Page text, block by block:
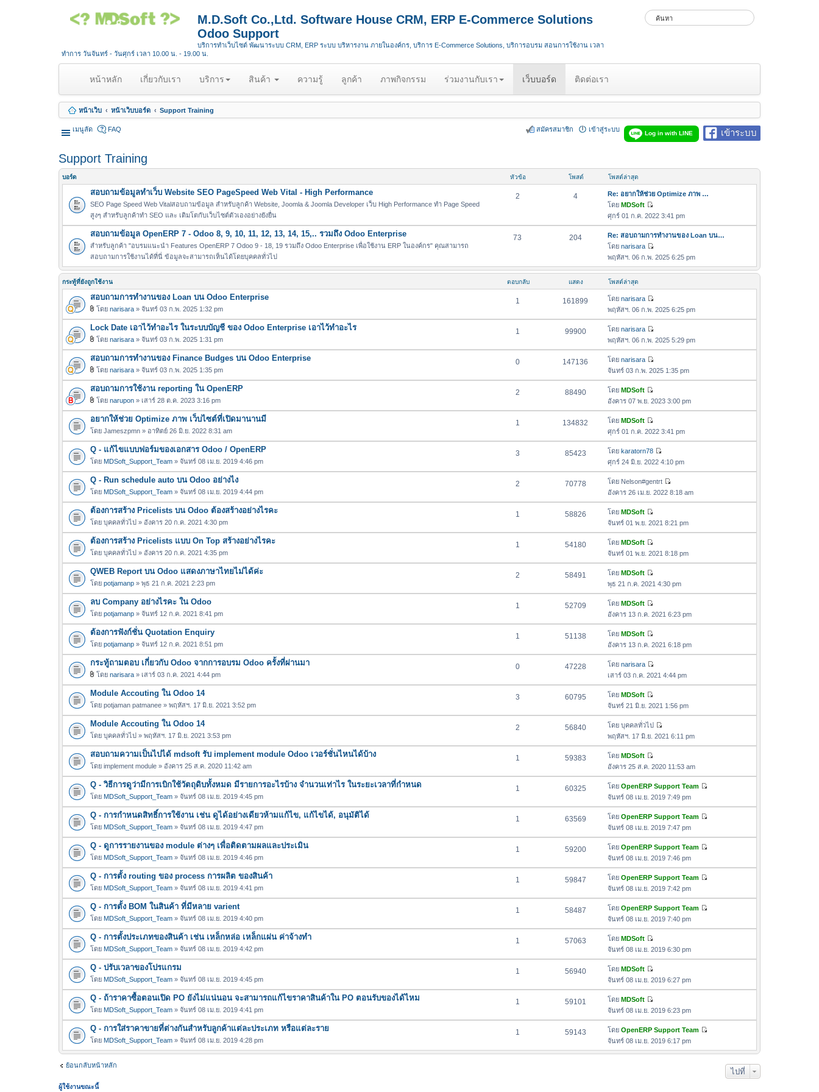
M.D.Soft Co.,Ltd. Software House CRM, ERP E-Commerce Solutions
Odoo Support
บริการทำเว็บไซต์ พัฒนาระบบ CRM, ERP ระบบ บริหารงาน ภายในองค์กร, บริการ E-Commerce Solutions, บริการอบรม สอนการใช้งาน เวลา
ทำการ วันจันทร์ - วันศุกร์ เวลา 10.00 น. - 19.00 น.
หน้าหลัก(
u
r
n
t
เกี่ยวกับเรา บริการ สินค้า ความรู้ ลูกค้า ภาพกิจกรรม ร่วมงานกับเรา เว็บบอร์ด ติดต่อเรา
หน้าเว็บ หน้าเว็บบอร์ด Support Training
เมนูลัด เข้าระบบ
Log in with LINE
FAQ เข้าสู่ระบบ
สมัครสมาชิก
Support Training
บอร์ด หัวข้อ โพสต์ โพสต์ล่าสุด
สอบถามข้อมูลทำเว็บ Website SEO PageSpeed Web Vital - High Performance
SEO Page Speed Web Vitalสอบถามข้อมูล สำหรับลูกค้า Website, Joomla & Joomla Developer เว็บ High Performance ทำ Page Speed
สูงๆ สำหรับลูกค้าทำ SEO และ เติมโตกับเว็บไซต์ตัวเองอย่างยังยื่น
2 4
Re: อยากให้ช่วย Optimize ภาพ …
โดย MDSoft
ดู
ข้
อ
ว
า
ล่
สุ
ด
ศุกร์ 01 ก.ค. 2022 3:41 pm
สอบถามข้อมูล OpenERP 7 - Odoo 8, 9, 10, 11, 12, 13, 14, 15,.. รวมถึง Odoo Enterprise
สำหรับลูกค้า "อบรมแนะนำ Features OpenERP 7 Odoo 9 - 18, 19 รวมถึง Odoo Enterprise เพื่อใช้งาน ERP ในองค์กร" คุณสามารถ
สอบถามการใช้งานได้ที่นี่ ข้อมูลจะสามารถเห็นได้โดยบุคคลทั่วไป
73 204
Re: สอบถามการทำงานของ Loan บน…
โดย narisara
ดู
ข้
อ
า
ม
า
สุ
พฤหัสฯ. 06 ก.พ. 2025 6:25 pm
กระทู้ที่ยังถูกใช้งาน ตอบกลับ แสดง โพสต์ล่าสุด
สอบถามการทำงานของ Loan บน Odoo Enterprise
ฟ
ล์
แ
น
บ
โดย narisara » จันทร์ 03 ก.พ. 2025 1:32 pm
1 161899 โดย narisara
ดู
ข้
ค
ว
ม
ล่
สุ
พฤหัสฯ. 06 ก.พ. 2025 6:25 pm
Lock Date เอาไว้ทำอะไร ในระบบบัญชี ของ Odoo Enterprise เอาไว้ทำอะไร
ฟ
ล์
แ
น
บ
โดย narisara » จันทร์ 03 ก.พ. 2025 1:31 pm
1 99900 โดย narisara
ดู
ข้
ค
ว
ม
ล่
สุ
ด
พฤหัสฯ. 06 ก.พ. 2025 5:29 pm
สอบถามการทำงานของ Finance Budges บน Odoo Enterprise
ฟ
ล์
แ
น
บ
โดย narisara » จันทร์ 03 ก.พ. 2025 1:35 pm
0 147136 โดย narisara
ดู
ข้
ค
ว
ม
ล่
า
สุ
จันทร์ 03 ก.พ. 2025 1:35 pm
สอบถามการใช้งาน reporting ใน OpenERP
ฟ
ล์
แ
น
บ
โดย narupon » เสาร์ 28 ต.ค. 2023 3:16 pm
2 88490 โดย MDSoft
ดู
ข้
ค
ว
า
ม
ล่
า
สุ
อังคาร 07 พ.ย. 2023 3:00 pm
อยากให้ช่วย Optimize ภาพ เว็บไซต์ที่เปิดมานานมี
โดย Jameszpmn » อาทิตย์ 26 มิ.ย. 2022 8:31 am
1 134832 โดย MDSoft
ดู
ข้
อ
ค
ว
า
ม
ล่
สุ
ศุกร์ 01 ก.ค. 2022 3:41 pm
Q - แก้ไขแบบฟอร์มของเอกสาร Odoo / OpenERP
โดย MDSoft_Support_Team » จันทร์ 08 เม.ย. 2019 4:46 pm
3 85423 โดย karatorn78
ดู
ข้
อ
ค
ว
ม
ล่
สุ
ศุกร์ 24 มิ.ย. 2022 4:10 pm
Q - Run schedule auto บน Odoo อย่างไง
โดย MDSoft_Support_Team » จันทร์ 08 เม.ย. 2019 4:44 pm
2 70778 โดย Nelson#gentrt
ดู
ข้
ค
ว
ม
ล่
สุ
อังคาร 26 เม.ย. 2022 8:18 am
ต้องการสร้าง Pricelists บน Odoo ต้องสร้างอย่างไรคะ
โดย บุคคลทั่วไป » อังคาร 20 ก.ค. 2021 4:30 pm
1 58826 โดย MDSoft
ดู
ข้
ค
ว
ม
ล่
สุ
จันทร์ 01 พ.ย. 2021 8:21 pm
ต้องการสร้าง Pricelists แบบ On Top สร้างอย่างไรคะ
โดย บุคคลทั่วไป » อังคาร 20 ก.ค. 2021 4:35 pm
1 54180 โดย MDSoft
ดู
ข้
ค
ว
ม
ล่
สุ
จันทร์ 01 พ.ย. 2021 8:18 pm
QWEB Report บน Odoo แสดงภาษาไทยไม่ได้ค่ะ
โดย potjamanp » พุธ 21 ก.ค. 2021 2:23 pm
2 58491 โดย MDSoft
ดู
ข้
ค
ว
ม
ล่
สุ
พุธ 21 ก.ค. 2021 4:30 pm
ลบ Company อย่างไรคะ ใน Odoo
โดย potjamanp » จันทร์ 12 ก.ค. 2021 8:41 pm
1 52709 โดย MDSoft
ดู
ข้
ค
ว
ม
ล่
สุ
ด
อังคาร 13 ก.ค. 2021 6:23 pm
ต้องการฟังก์ชั่น Quotation Enquiry
โดย potjamanp » จันทร์ 12 ก.ค. 2021 8:51 pm
1 51138 โดย MDSoft
ดู
ข้
ค
ว
ม
ล่
า
สุ
อังคาร 13 ก.ค. 2021 6:18 pm
กระทู้ถามตอบ เกี่ยวกับ Odoo จากการอบรม Odoo ครั้งที่ผ่านมา
ฟ
ล์
แ
น
บ
โดย narisara » เสาร์ 03 ก.ค. 2021 4:44 pm
0 47228 โดย narisara
ดู
ข้
ค
ว
า
ม
ล่
สุ
เสาร์ 03 ก.ค. 2021 4:44 pm
Module Accouting ใน Odoo 14
โดย potjaman patmanee » พฤหัสฯ. 17 มิ.ย. 2021 3:52 pm
3 60795 โดย MDSoft
ดู
ข้
อ
ค
ว
ม
ล่
า
สุ
จันทร์ 21 มิ.ย. 2021 1:56 pm
Module Accouting ใน Odoo 14
โดย บุคคลทั่วไป » พฤหัสฯ. 17 มิ.ย. 2021 3:53 pm
2 56840 โดย บุคคลทั่วไป
ดู
ข้
ค
ว
า
ม
ล่
า
สุ
พฤหัสฯ. 17 มิ.ย. 2021 6:11 pm
สอบถามความเป็นไปได้ mdsoft รับ implement module Odoo เวอร์ชั่นไหนได้บ้าง
โดย implement module » อังคาร 25 ส.ค. 2020 11:42 am
1 59383 โดย MDSoft
ดู
ข้
อ
ค
ว
า
ม
ล่
า
สุ
อังคาร 25 ส.ค. 2020 11:53 am
Q - วิธีการดูว่ามีการเบิกใช้วัตถุดิบทั้งหมด มีรายการอะไรบ้าง จำนวนเท่าไร ในระยะเวลาที่กำหนด
โดย MDSoft_Support_Team » จันทร์ 08 เม.ย. 2019 4:45 pm
1 60325 โดย OpenERP Support Team
ข้
ว
ล่
จันทร์ 08 เม.ย. 2019 7:49 pm
Q - การกำหนดสิทธิ์การใช้งาน เช่น ดูได้อย่างเดียวห้ามแก้ไข, แก้ไขได้, อนุมัติได้
โดย MDSoft_Support_Team » จันทร์ 08 เม.ย. 2019 4:47 pm
1 63569 โดย OpenERP Support Team
ข้
ว
ล่
จันทร์ 08 เม.ย. 2019 7:47 pm
Q - ดูการรายงานของ module ต่างๆ เพื่อติดตามผลและประเมิน
โดย MDSoft_Support_Team » จันทร์ 08 เม.ย. 2019 4:46 pm
1 59200 โดย OpenERP Support Team
ข้
ว
ล่
จันทร์ 08 เม.ย. 2019 7:46 pm
Q - การตั้ง routing ของ process การผลิต ของสินค้า
โดย MDSoft_Support_Team » จันทร์ 08 เม.ย. 2019 4:41 pm
1 59847 โดย OpenERP Support Team
ข้
ว
ล่
จันทร์ 08 เม.ย. 2019 7:42 pm
Q - การตั้ง BOM ในสินค้า ที่มีหลาย varient
โดย MDSoft_Support_Team » จันทร์ 08 เม.ย. 2019 4:40 pm
1 58487 โดย OpenERP Support Team
ข้
ว
ล่
จันทร์ 08 เม.ย. 2019 7:40 pm
Q - การตั้งประเภทของสินค้า เช่น เหล็กหล่อ เหล็กแผ่น ค่าจ้างทำ
โดย MDSoft_Support_Team » จันทร์ 08 เม.ย. 2019 4:42 pm
1 57063 โดย MDSoft
ดู
ข้
ค
ว
ม
ล่
า
สุ
ด
จันทร์ 08 เม.ย. 2019 6:30 pm
Q - ปรับเวลาของโปรแกรม
โดย MDSoft_Support_Team » จันทร์ 08 เม.ย. 2019 4:45 pm
1 56940 โดย MDSoft
ดู
ข้
ค
ว
า
ม
ล่
จันทร์ 08 เม.ย. 2019 6:27 pm
Q - ถ้าราคาซื้อตอนเปิด PO ยังไม่แน่นอน จะสามารถแก้ไขราคาสินค้าใน PO ตอนรับของได้ไหม
โดย MDSoft_Support_Team » จันทร์ 08 เม.ย. 2019 4:41 pm
1 59101 โดย MDSoft
ดู
ข้
อ
ค
ว
จันทร์ 08 เม.ย. 2019 6:23 pm
Q - การใส่ราคาขายที่ต่างกันสำหรับลูกค้าแต่ละประเภท หรือแต่ละราย
โดย MDSoft_Support_Team » จันทร์ 08 เม.ย. 2019 4:28 pm
1 59143 โดย OpenERP Support Team
ข้
จันทร์ 08 เม.ย. 2019 6:17 pm
ย้อนกลับหน้าหลัก
ไปที่
ผู้ใช้งานขณะนี้